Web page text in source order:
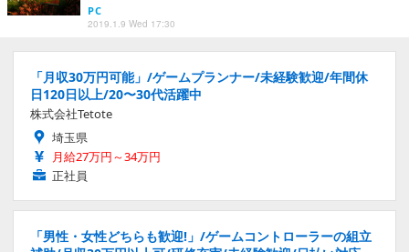
PC
2019.1.9 Wed 17:30
「月収30万円可能」/ゲームプランナー/未経験歓迎/年間休
日120日以上/20〜30代活躍中
株式会社Tetote
埼玉県
月給27万円～34万円
正社員
「男性・女性どちらも歓迎!」/ゲームコントローラーの組立